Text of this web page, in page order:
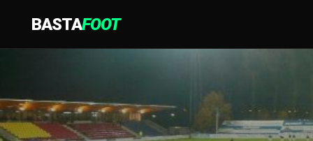
BASTAFOOT